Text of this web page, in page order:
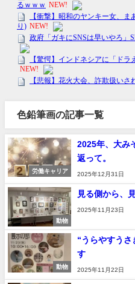
色鉛筆画の記事一覧
労働キャリア
2025年、大み
返って。
2025年12月31日
動物
見る側から、
2025年11月23日
動物
“うらやすうさ
す
2025年11月22日